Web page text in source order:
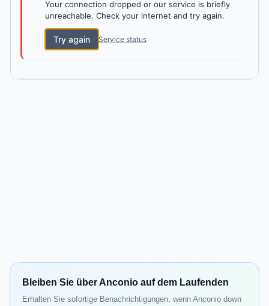
Your connection dropped or our service is briefly
unreachable. Check your internet and try again.
Try again Service status
Bleiben Sie über Anconio auf dem Laufenden
Erhalten Sie sofortige Benachrichtigungen, wenn Anconio down